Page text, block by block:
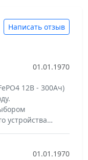
Написать отзыв
01.01.1970
12В - 300Ач)
устройства…
01.01.1970